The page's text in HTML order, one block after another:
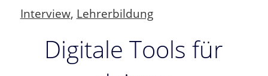
Interview, Lehrerbildung
Digitale Tools für